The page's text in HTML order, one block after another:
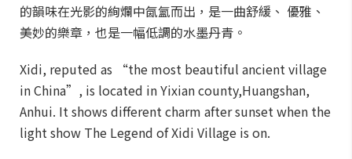
的韻味在光影的絢爛中氤氳而出，是一曲舒緩、 優雅、
美妙的樂章，也是一幅低調的水墨丹青。
Xidi, reputed as “the most beautiful ancient village
in China”, is located in Yixian county,Huangshan,
Anhui. It shows different charm after sunset when the
light show The Legend of Xidi Village is on.